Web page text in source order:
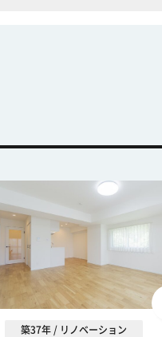
築37年 / リノベーション